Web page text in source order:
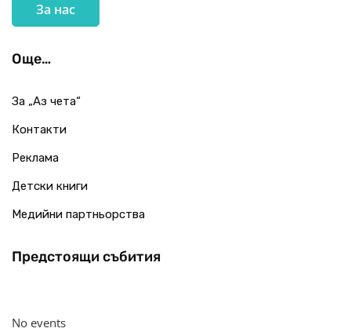
За нас
Още…
За „Аз чета“
Контакти
Реклама
Детски книги
Медийни партньорства
Предстоящи събития
No events